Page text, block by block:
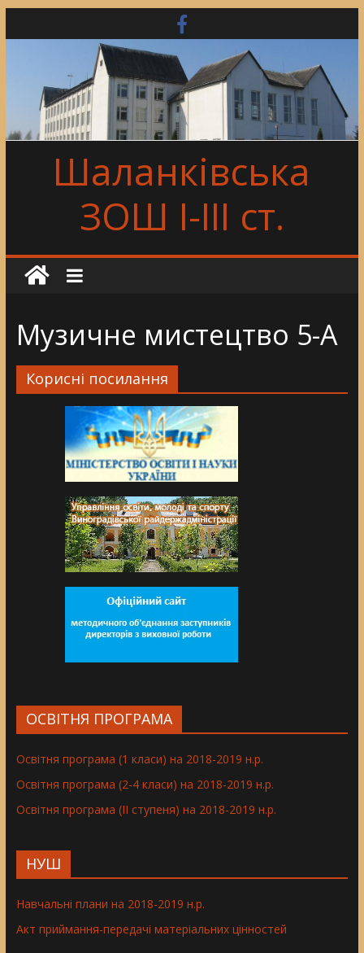
to
Шаланківська
ЗОШ І-ІІІ ст.
Музичне мистецтво 5-А
Корисні посилання
ОСВІТНЯ ПРОГРАМА
Освітня програма (1 класи) на 2018-2019 н.р.
Освітня програма (2-4 класи) на 2018-2019 н.р.
Освітня програма (ІІ ступеня) на 2018-2019 н.р.
НУШ
Навчальні плани на 2018-2019 н.р.
Акт приймання-передачі матеріальних цінностей